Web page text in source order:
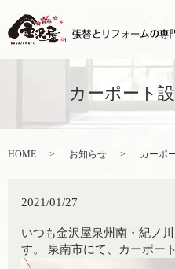
カーポート
HOME お知らせ カーポ
2021/01/27
いつも金沢屋泉州南・紀ノ
す。 泉南市にて、カーポー